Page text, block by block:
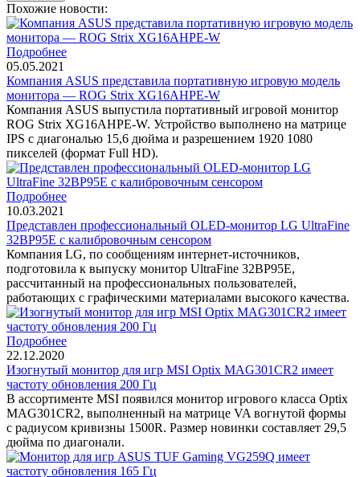
Похожие новости:
Подробнее
05.05.2021
Компания ASUS представила портативную игровую модель
монитора — ROG Strix XG16AHPE-W
Компания ASUS выпустила портативный игровой монитор
ROG Strix XG16AHPE-W. Устройство выполнено на матрице
IPS с диагональю 15,6 дюйма и разрешением 1920 1080
пикселей (формат Full HD).
Подробнее
10.03.2021
Представлен профессиональный OLED-монитор LG UltraFine
32BP95E с калибровочным сенсором
Компания LG, по сообщениям интернет-источников,
подготовила к выпуску монитор UltraFine 32BP95E,
рассчитанный на профессиональных пользователей,
работающих с графическими материалами высокого качества.
Подробнее
22.12.2020
Изогнутый монитор для игр MSI Optix MAG301CR2 имеет
частоту обновления 200 Гц
В ассортименте MSI появился монитор игрового класса Optix
MAG301CR2, выполненный на матрице VA вогнутой формы
с радиусом кривизны 1500R. Размер новинки составляет 29,5
дюйма по диагонали.